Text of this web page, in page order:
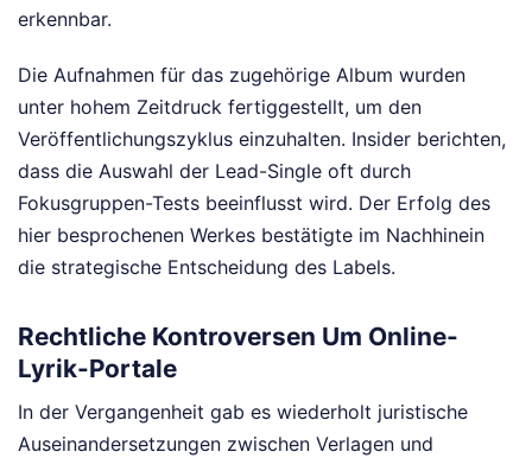
erkennbar.
Die Aufnahmen für das zugehörige Album wurden
unter hohem Zeitdruck fertiggestellt, um den
Veröffentlichungszyklus einzuhalten. Insider berichten,
dass die Auswahl der Lead-Single oft durch
Fokusgruppen-Tests beeinflusst wird. Der Erfolg des
hier besprochenen Werkes bestätigte im Nachhinein
die strategische Entscheidung des Labels.
Rechtliche Kontroversen Um Online-
Lyrik-Portale
In der Vergangenheit gab es wiederholt juristische
Auseinandersetzungen zwischen Verlagen und